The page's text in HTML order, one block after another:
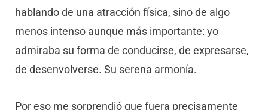
hablando de una atracción física, sino de algo
menos intenso aunque más importante: yo
admiraba su forma de conducirse, de expresarse,
de desenvolverse. Su serena armonía.
Por eso me sorprendió que fuera precisamente